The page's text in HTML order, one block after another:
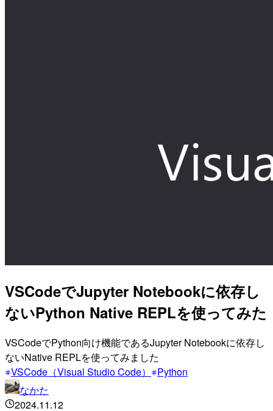
VSCodeでJupyter Notebookに依存し
ないPython Native REPLを使ってみた
VSCodeでPython向け機能であるJupyter Notebookに依存し
ないNative REPLを使ってみました
VSCode（Visual Studio Code）
Python
なかた
2024.11.12